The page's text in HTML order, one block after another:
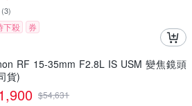
(3)
下殺 券
RF 15-35mm F2.8L IS USM 變焦鏡頭
貨)
$54,631